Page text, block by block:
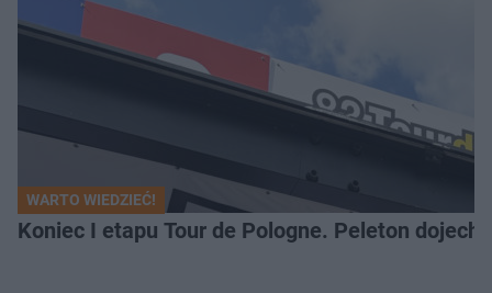
WARTO WIEDZIEĆ!
Koniec I etapu Tour de Pologne. Peleton